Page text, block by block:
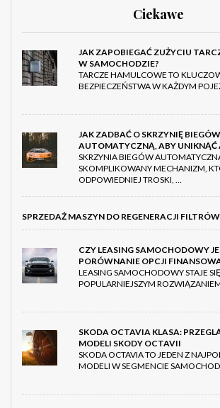
Ciekawe
JAK ZAPOBIEGAĆ ZUŻYCIU
W SAMOCHODZIE?
TARCZE HAMULCOWE TO
BEZPIECZEŃSTWA W KAŻDYM
JAK ZADBAĆ O SKRZYNIĘ BIEGÓW
AUTOMATYCZNĄ, ABY UNIKNĄĆ
SKRZYNIA BIEGÓW
SKOMPLIKOWANY MECHANIZM,
ODPOWIEDNIEJ TROSKI, …
SPRZEDAŻ MASZYN DO REGENERACJI
CZY LEASING SAMOCHODOWY
PORÓWNANIE OPCJI
LEASING SAMOCHODOWY STAJE
POPULARNIEJSZYM
SKODA OCTAVIA KLASA:
MODELI SKODY OCTAVII
SKODA OCTAVIA TO JEDEN Z
MODELI W SEGMENCIE